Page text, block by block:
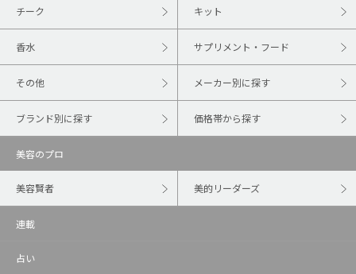
チーク キット
香水 サプリメント・フード
その他 メーカー別に探す
ブランド別に探す 価格帯から探す
美容のプロ
美容賢者 美的リーダーズ
連載
占い